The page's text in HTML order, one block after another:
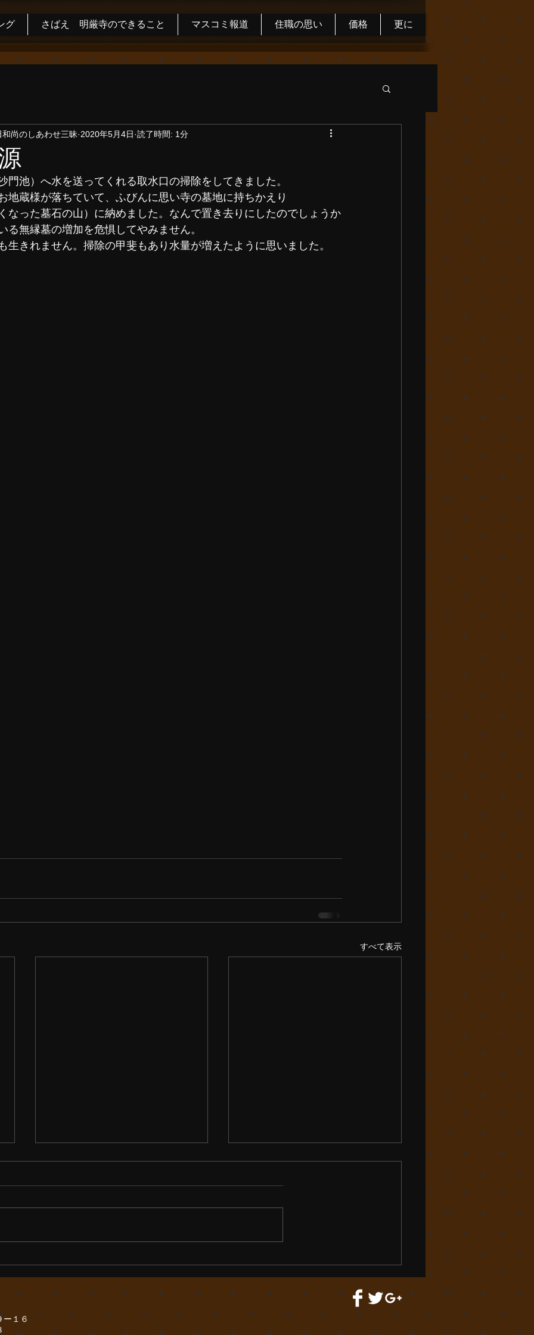
グ さばえ 明厳寺のできること マスコミ報道 住職の思い 価格 更に
尚のしあわせ三昧 2020年5月4日 読了時間: 1分
門池）へ水を送ってくれる取水口の掃除をしてきました。
地蔵様が落ちていて、ふびんに思い寺の墓地に持ちかえり
なった墓石の山）に納めました。なんで置き去りにしたのでしょうか
る無縁墓の増加を危惧してやみません。
生きれません。掃除の甲斐もあり水量が増えたように思いました。
すべて表示
１６